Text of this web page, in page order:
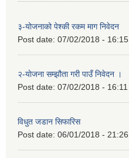
३-योजनाको पेश्की रकम माग निवेदन
Post date: 07/02/2018 - 16:15
२-याेजना सम्झौता गरी पाउँ निवेदन ।
Post date: 07/02/2018 - 16:11
विधुत जडान सिफारिस
Post date: 06/01/2018 - 21:26